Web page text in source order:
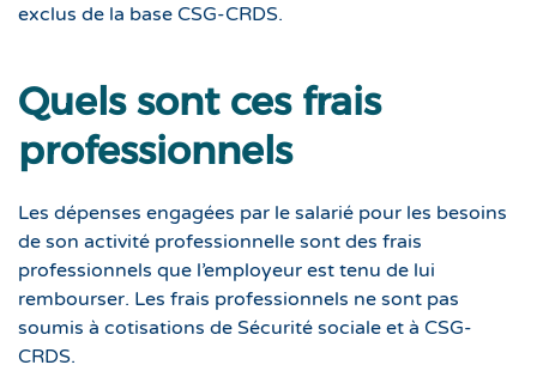
exclus de la base CSG-CRDS.
Quels sont ces frais
professionnels
Les dépenses engagées par le salarié pour les besoins
de son activité professionnelle sont des frais
professionnels que l’employeur est tenu de lui
rembourser. Les frais professionnels ne sont pas
soumis à cotisations de Sécurité sociale et à CSG-
CRDS.